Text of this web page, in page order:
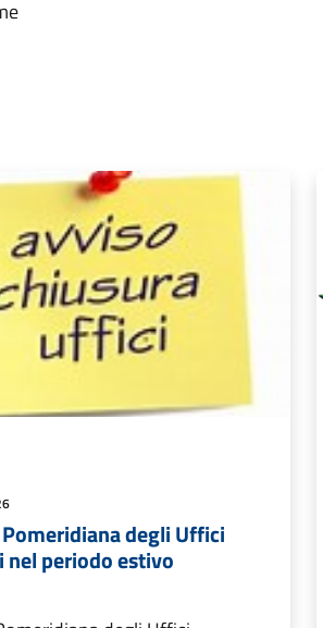
degli Uffici
nel periodo estivo